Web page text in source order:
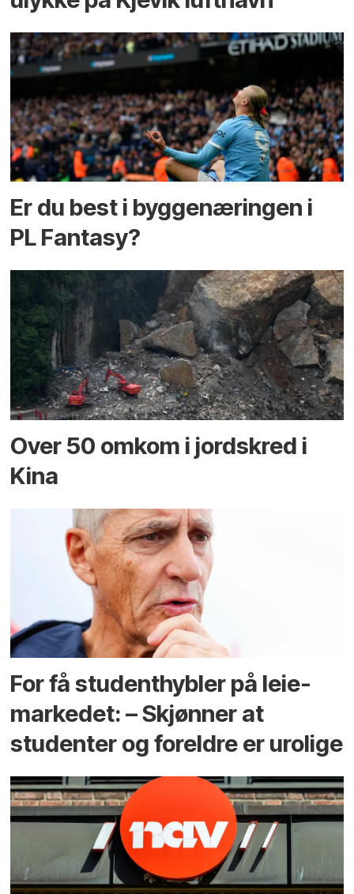
Er du best i bygge­næringen i
PL Fantasy?
Over 50 omkom i jord­skred i
Kina
For få student­hybler på leie­
markedet: – Skjønner at
studenter og foreldre er urolige